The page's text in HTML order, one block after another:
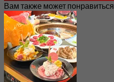
Вам также может понравиться